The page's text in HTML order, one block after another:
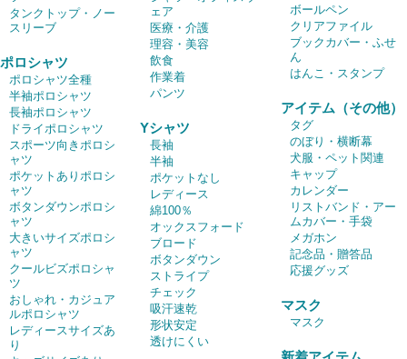
タンクトップ・ノー
スリーブ
ポロシャツ
ポロシャツ全種
半袖ポロシャツ
長袖ポロシャツ
ドライポロシャツ
スポーツ向きポロシ
ャツ
ポケットありポロシ
ャツ
ボタンダウンポロシ
ャツ
大きいサイズポロシ
ャツ
クールビズポロシャ
ツ
おしゃれ・カジュア
ルポロシャツ
レディースサイズあ
り
ェア
医療・介護
理容・美容
飲食
作業着
パンツ
Yシャツ
長袖
半袖
ポケットなし
レディース
綿100％
オックスフォード
ブロード
ボタンダウン
ストライプ
チェック
吸汗速乾
形状安定
透けにくい
ボールペン
クリアファイル
ブックカバー・ふせ
ん
はんこ・スタンプ
アイテム（その他）
タグ
のぼり・横断幕
犬服・ペット関連
キャップ
カレンダー
リストバンド・アー
ムカバー・手袋
メガホン
記念品・贈答品
応援グッズ
マスク
マスク